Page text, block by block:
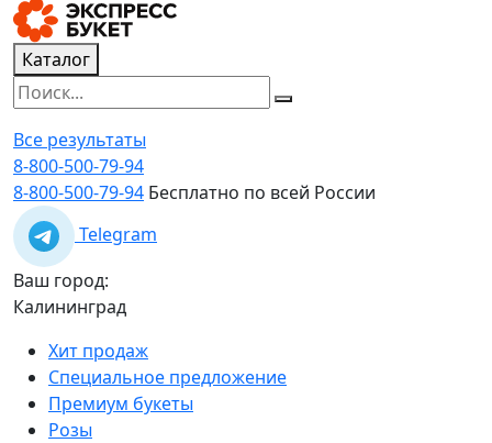
Каталог
Все результаты
8-800-500-79-94
8-800-500-79-94 Бесплатно по всей России
Telegram
Ваш город:
Калининград
Хит продаж
Специальное предложение
Премиум букеты
Розы